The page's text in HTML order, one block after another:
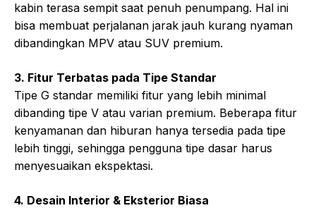
kabin terasa sempit saat penuh penumpang. Hal ini
bisa membuat perjalanan jarak jauh kurang nyaman
dibandingkan MPV atau SUV premium.
3. Fitur Terbatas pada Tipe Standar
Tipe G standar memiliki fitur yang lebih minimal
dibanding tipe V atau varian premium. Beberapa fitur
kenyamanan dan hiburan hanya tersedia pada tipe
lebih tinggi, sehingga pengguna tipe dasar harus
menyesuaikan ekspektasi.
4. Desain Interior & Eksterior Biasa